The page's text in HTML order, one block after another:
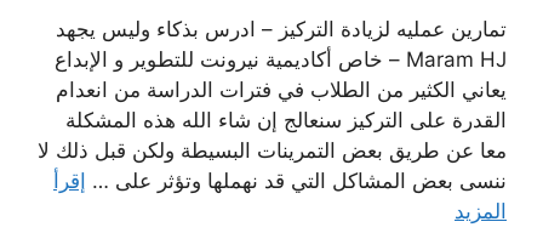
تمارين عمليه لزيادة التركيز – ادرس بذكاء وليس يجهد
Maram HJ – خاص أكاديمية نيرونت للتطوير و الإبداع
يعاني الكثير من الطلاب في فترات الدراسة من انعدام
القدرة على التركيز سنعالج إن شاء الله هذه المشكلة
معا عن طريق بعض التمرينات البسيطة ولكن قبل ذلك لا
ننسى بعض المشاكل التي قد نهملها وتؤثر على … إقرأ
المزيد